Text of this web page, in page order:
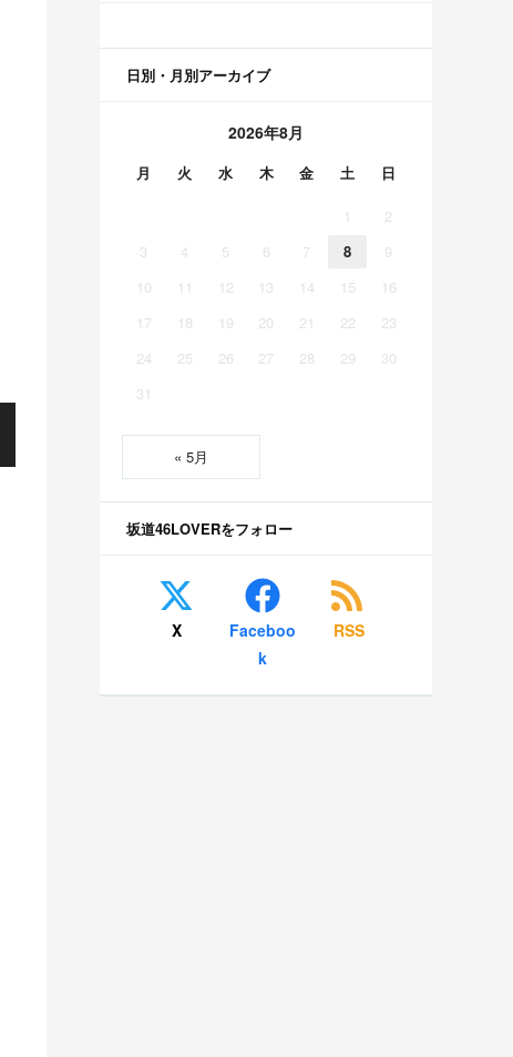
日別・月別アーカイブ
2026年8月
月 火 水 木 金 土 日
1
2
3
4 5 6 7 8
9
10
11 12 13 14 15
16
17
18 19 20 21 22
23
24
25 26 27 28 29
30
31
« 5月
坂道46LOVERをフォロー
X
Faceboo
k
RSS